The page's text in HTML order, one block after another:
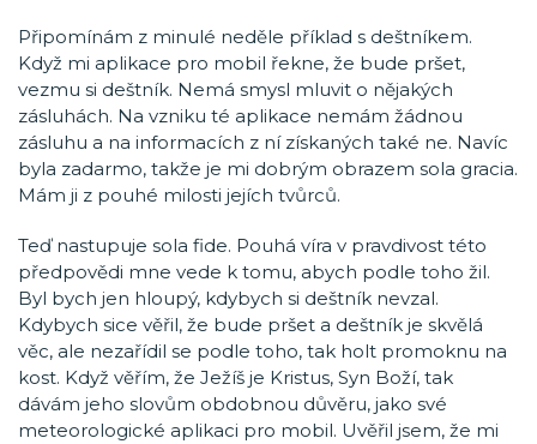
Připomínám z minulé neděle příklad s deštníkem.
Když mi aplikace pro mobil řekne, že bude pršet,
vezmu si deštník. Nemá smysl mluvit o nějakých
zásluhách. Na vzniku té aplikace nemám žádnou
zásluhu a na informacích z ní získaných také ne. Navíc
byla zadarmo, takže je mi dobrým obrazem sola gracia.
Mám ji z pouhé milosti jejích tvůrců.
Teď nastupuje sola fide. Pouhá víra v pravdivost této
předpovědi mne vede k tomu, abych podle toho žil.
Byl bych jen hloupý, kdybych si deštník nevzal.
Kdybych sice věřil, že bude pršet a deštník je skvělá
věc, ale nezařídil se podle toho, tak holt promoknu na
kost. Když věřím, že Ježíš je Kristus, Syn Boží, tak
dávám jeho slovům obdobnou důvěru, jako své
meteorologické aplikaci pro mobil. Uvěřil jsem, že mi